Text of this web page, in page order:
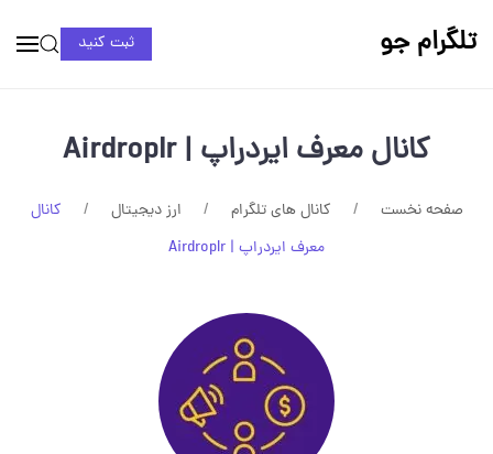
تلگرام جو ثبت کنید
کانال معرف ایردراپ | AirdropIr
صفحه نخست کانال های تلگرام ارز دیجیتال
کانال
معرف ایردراپ | AirdropIr